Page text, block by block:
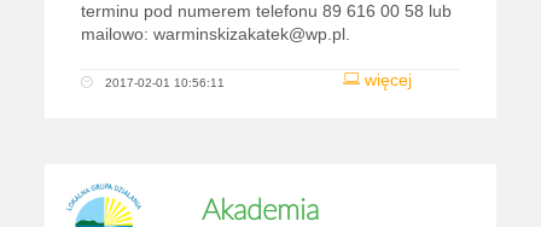
terminu pod numerem telefonu 89 616 00 58 lub
mailowo: warminskizakatek@wp.pl.
więcej
2017-02-01 10:56:11
Akademia